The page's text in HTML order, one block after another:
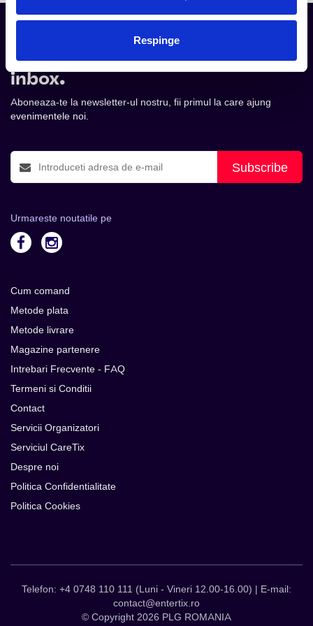
Respinge
Tot ce te intereseaza, direct in
inbox.
Aboneaza-te la newsletter-ul nostru, fii primul la care ajung
evenimentele noi.
Subscribe
Urmareste noutatile pe
Cum comand
Metode plata
Metode livrare
Magazine partenere
Intrebari Frecvente - FAQ
Termeni si Conditii
Contact
Servicii Organizatori
Serviciul CareTix
Despre noi
Politica Confidentialitate
Politica Cookies
Telefon: +4 0748 110 111 (Luni - Vineri 12.00-16.00) | E-mail:
contact@entertix.ro
© Copyright 2026 PLG ROMANIA